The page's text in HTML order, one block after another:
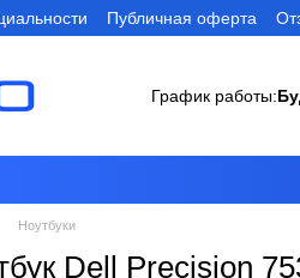
Публичная оферта
График работы:
Ноутбуки
Dell Precision